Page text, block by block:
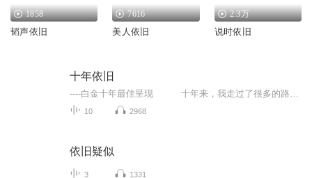
1858
韬声依旧
7616
美人依旧
2.3万
说时依旧
十年依旧
10 2968
依旧疑似
3 1331